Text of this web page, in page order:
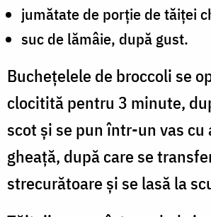
jumătate de porție de tăiței
suc de lămâie, după gust.
Buchețelele de broccoli se
clocitită pentru 3 minute,
scot și se pun într-un vas cu
gheață, după care se
strecurătoare și se lasă la